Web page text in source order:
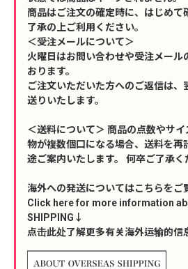
商品はご注文の確定時に、はじめて
了承の上ご利用ください。
＜受注メールについて＞
火曜日はお問い合わせや受注メール
おります。
ご注文いただいた方へのご返信は、
送りいたします。
＜送料について＞ 商品の点数やサ
物が複数個口になる場合、送料を再
途ご案内いたします。 何卒ご了承く
海外への発送についてはこちらをご
Click here for more information
SHIPPING↓
点击此处了解更多有关海外运输的信